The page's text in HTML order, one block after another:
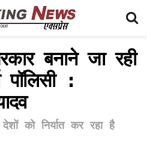
बनाने जा रही
पॉलिसी :
को निर्यात कर रहा है